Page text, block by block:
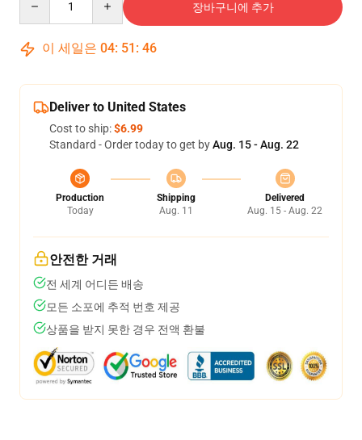
장바구니에 추가
이 세일은 04: 51 : 46
Deliver to United States
Cost to ship:$6.99
Standard - Order today to get byAug. 15 - Aug. 22
Production
Today
Shipping
Aug. 11
Delivered
Aug. 15 - Aug. 22
안전한 거래
전 세계 어디든 배송
모든 소포에 추적 번호 제공
상품을 받지 못한 경우 전액 환불